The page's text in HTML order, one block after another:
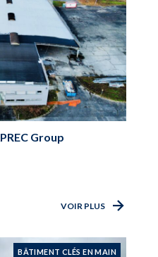
Group
VOIR PLUS
BÂTIMENT CLÉS EN MAIN